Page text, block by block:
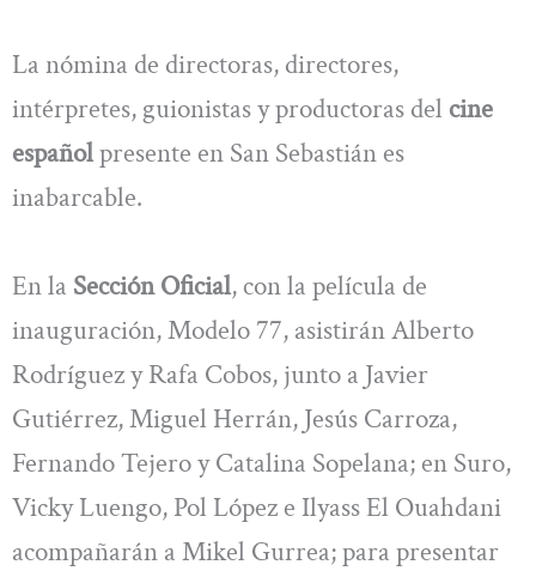
La nómina de directoras, directores,
intérpretes, guionistas y productoras del cine
españolpresente en San Sebastián es
inabarcable.
En la Sección Oficial, con la película de
inauguración, Modelo 77, asistirán Alberto
Rodríguez y Rafa Cobos, junto a Javier
Gutiérrez, Miguel Herrán, Jesús Carroza,
Fernando Tejero y Catalina Sopelana; en Suro,
Vicky Luengo, Pol López e Ilyass El Ouahdani
acompañarán a Mikel Gurrea; para presentar